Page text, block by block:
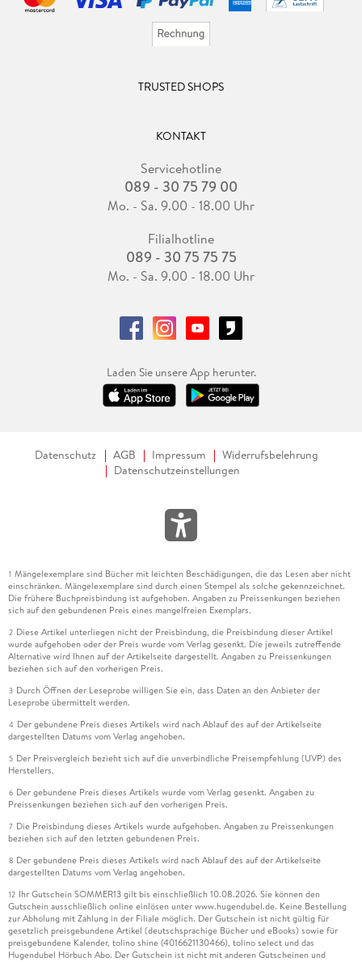
TRUSTED SHOPS
KONTAKT
Servicehotline
089 - 30 75 79 00
Mo. - Sa. 9.00 - 18.00 Uhr
Filialhotline
089 - 30 75 75 75
Mo. - Sa. 9.00 - 18.00 Uhr
Laden Sie unsere App herunter.
Datenschutz AGB Impressum
Widerrufsbelehrung
Datenschutzeinstellungen
1 Mängelexemplare sind Bücher mit leichten Beschädigungen, die das Lesen aber nicht
einschränken. Mängelexemplare sind durch einen Stempel als solche gekennzeichnet.
Die frühere Buchpreisbindung ist aufgehoben. Angaben zu Preissenkungen beziehen
sich auf den gebundenen Preis eines mangelfreien Exemplars.
2 Diese Artikel unterliegen nicht der Preisbindung, die Preisbindung dieser Artikel
wurde aufgehoben oder der Preis wurde vom Verlag gesenkt. Die jeweils zutreffende
Alternative wird Ihnen auf der Artikelseite dargestellt. Angaben zu Preissenkungen
beziehen sich auf den vorherigen Preis.
3 Durch Öffnen der Leseprobe willigen Sie ein, dass Daten an den Anbieter der
Leseprobe übermittelt werden.
4 Der gebundene Preis dieses Artikels wird nach Ablauf des auf der Artikelseite
dargestellten Datums vom Verlag angehoben.
5 Der Preisvergleich bezieht sich auf die unverbindliche Preisempfehlung (UVP) des
Herstellers.
6 Der gebundene Preis dieses Artikels wurde vom Verlag gesenkt. Angaben zu
Preissenkungen beziehen sich auf den vorherigen Preis.
7 Die Preisbindung dieses Artikels wurde aufgehoben. Angaben zu Preissenkungen
beziehen sich auf den letzten gebundenen Preis.
8 Der gebundene Preis dieses Artikels wird nach Ablauf des auf der Artikelseite
dargestellten Datums vom Verlag angehoben.
12 Ihr Gutschein SOMMER13 gilt bis einschließlich 10.08.2026. Sie können den
Gutschein ausschließlich online einlösen unter www.hugendubel.de. Keine Bestellung
zur Abholung mit Zahlung in der Filiale möglich. Der Gutschein ist nicht gültig für
gesetzlich preisgebundene Artikel (deutschsprachige Bücher und eBooks) sowie für
preisgebundene Kalender, tolino shine (4016621130466), tolino select und das
Hugendubel Hörbuch Abo. Der Gutschein ist nicht mit anderen Gutscheinen und